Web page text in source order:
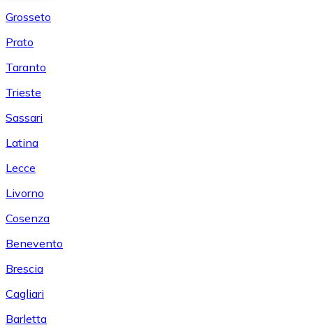
Grosseto
Prato
Taranto
Trieste
Sassari
Latina
Lecce
Livorno
Cosenza
Benevento
Brescia
Cagliari
Barletta